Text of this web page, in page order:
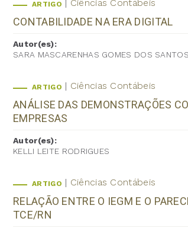
ARTIGO Ciências Contábeis
CONTABILIDADE NA ERA DIGITAL
Autor(es):
SARA MASCARENHAS GOMES DOS SANTOS
ARTIGO Ciências Contábeis
ANÁLISE DAS DEMONSTRAÇÕES
EMPRESAS
Autor(es):
KELLI LEITE RODRIGUES
ARTIGO Ciências Contábeis
RELAÇÃO ENTRE O IEGM E O
TCE/RN